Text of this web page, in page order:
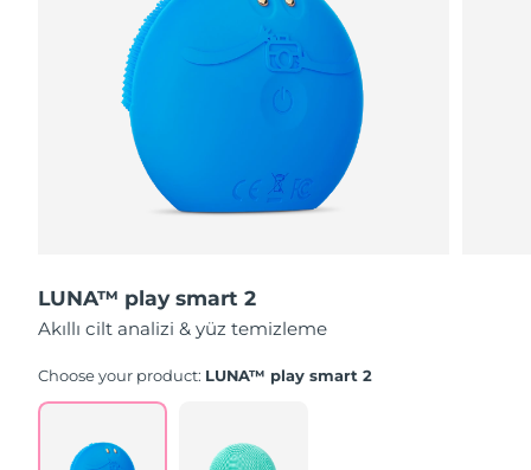
LUNA™ play smart 2
Akıllı cilt analizi & yüz temizleme
Choose your product: LUNA™ play smart 2